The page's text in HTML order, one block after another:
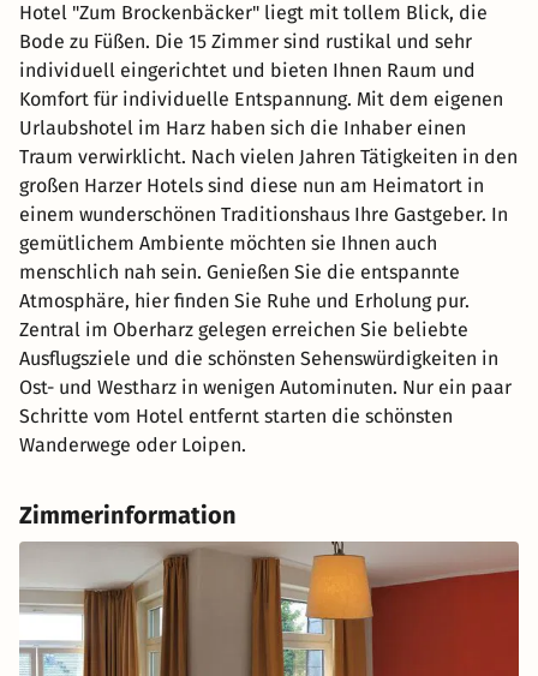
Hotel "Zum Brockenbäcker" liegt mit tollem Blick, die
Bode zu Füßen. Die 15 Zimmer sind rustikal und sehr
individuell eingerichtet und bieten Ihnen Raum und
Komfort für individuelle Entspannung. Mit dem eigenen
Urlaubshotel im Harz haben sich die Inhaber einen
Traum verwirklicht. Nach vielen Jahren Tätigkeiten in den
großen Harzer Hotels sind diese nun am Heimatort in
einem wunderschönen Traditionshaus Ihre Gastgeber. In
gemütlichem Ambiente möchten sie Ihnen auch
menschlich nah sein. Genießen Sie die entspannte
Atmosphäre, hier finden Sie Ruhe und Erholung pur.
Zentral im Oberharz gelegen erreichen Sie beliebte
Ausflugsziele und die schönsten Sehenswürdigkeiten in
Ost- und Westharz in wenigen Autominuten. Nur ein paar
Schritte vom Hotel entfernt starten die schönsten
Wanderwege oder Loipen.
Zimmerinformation